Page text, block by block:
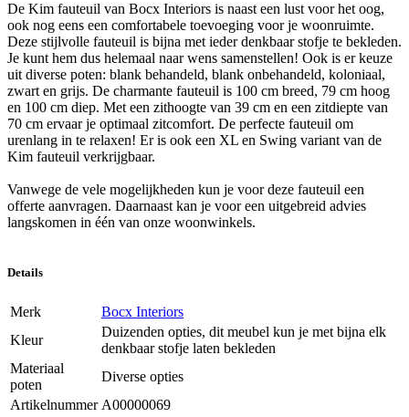
De Kim fauteuil van Bocx Interiors is naast een lust voor het oog,
ook nog eens een comfortabele toevoeging voor je woonruimte.
Deze stijlvolle fauteuil is bijna met ieder denkbaar stofje te bekleden.
Je kunt hem dus helemaal naar wens samenstellen! Ook is er keuze
uit diverse poten: blank behandeld, blank onbehandeld, koloniaal,
zwart en grijs. De charmante fauteuil is 100 cm breed, 79 cm hoog
en 100 cm diep. Met een zithoogte van 39 cm en een zitdiepte van
70 cm ervaar je optimaal zitcomfort. De perfecte fauteuil om
urenlang in te relaxen! Er is ook een XL en Swing variant van de
Kim fauteuil verkrijgbaar.
Vanwege de vele mogelijkheden kun je voor deze fauteuil een
offerte aanvragen. Daarnaast kan je voor een uitgebreid advies
langskomen in één van onze woonwinkels.
Details
Merk
Bocx Interiors
Kleur
Duizenden opties, dit meubel kun je met bijna elk
denkbaar stofje laten bekleden
Materiaal
poten
Diverse opties
Artikelnummer A00000069